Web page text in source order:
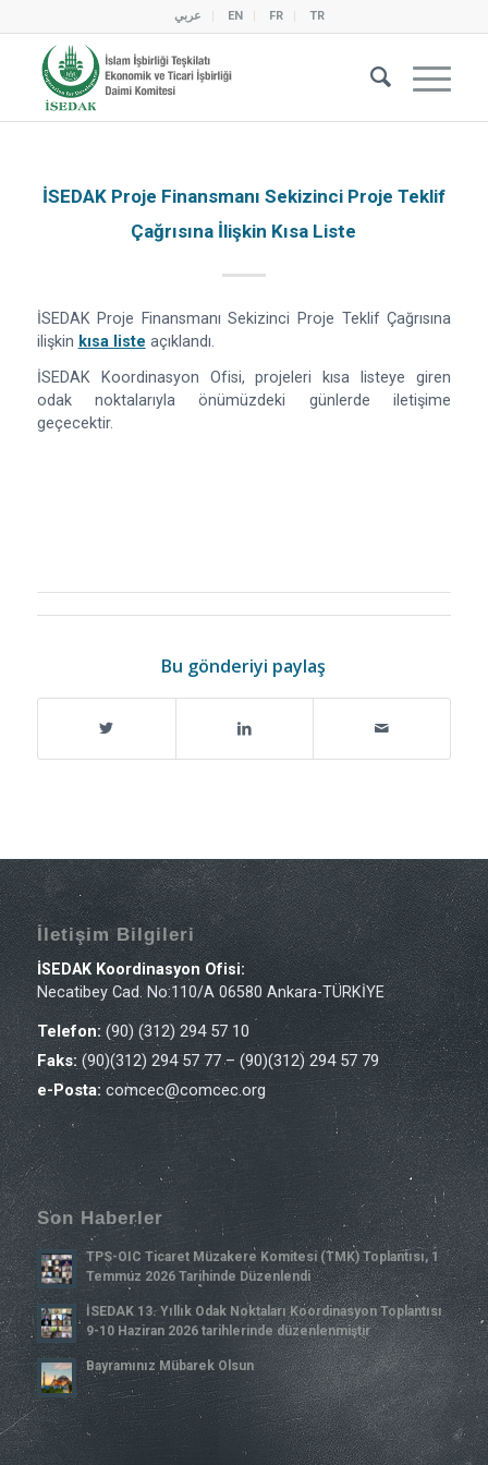
عربي EN FR TR
İSEDAK Proje Finansmanı Sekizinci Proje Teklif
Çağrısına İlişkin Kısa Liste
İSEDAK Proje Finansmanı Sekizinci Proje Teklif Çağrısına
ilişkin kısa liste açıklandı.
İSEDAK Koordinasyon Ofisi, projeleri kısa listeye giren
odak noktalarıyla önümüzdeki günlerde iletişime
geçecektir.
Bu gönderiyi paylaş
İletişim Bilgileri
İSEDAK Koordinasyon Ofisi:
Necatibey Cad. No:110/A 06580 Ankara-TÜRKİYE
Telefon:(90) (312) 294 57 10
Faks:(90)(312) 294 57 77 – (90)(312) 294 57 79
e-Posta:comcec@comcec.org
Son Haberler
TPS-OIC Ticaret Müzakere Komitesi (TMK) Toplantısı, 1
Temmuz 2026 Tarihinde Düzenlendi
İSEDAK 13. Yıllık Odak Noktaları Koordinasyon Toplantısı
9-10 Haziran 2026 tarihlerinde düzenlenmiştir
Bayramınız Mübarek Olsun